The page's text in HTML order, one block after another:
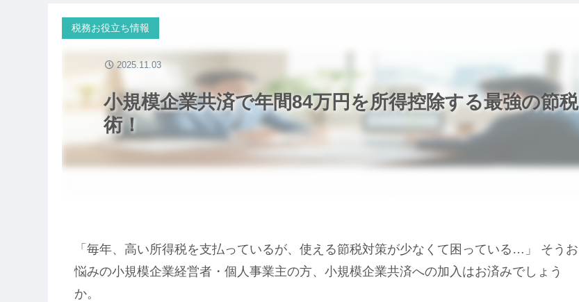
小規模企業共済で年間84万円を所得控除する最強の節税
術！
税務お役立ち情報
2025.11.03
「毎年、高い所得税を支払っているが、使える節税対策が少なくて困っている…」 そうお
悩みの小規模企業経営者・個人事業主の方、小規模企業共済への加入はお済みでしょう
か。